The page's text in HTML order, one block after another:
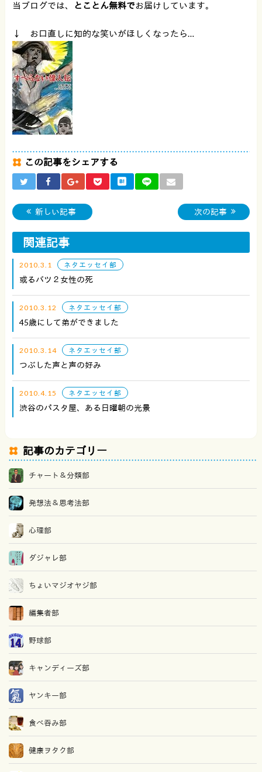
当ブログでは、 とことん無料でお届けしています。
↓ お口直しに知的な笑いがほしくなったら…
この記事をシェアする
新しい記事 次の記事
関連記事
2010.3.1 ネタエッセイ部
或るバツ２女性の死
2010.3.12 ネタエッセイ部
45歳にして弟ができました
2010.3.14 ネタエッセイ部
つぶした声と声の好み
2010.4.15 ネタエッセイ部
渋谷のパスタ屋、ある日曜朝の光景
記事のカテゴリー
チャート＆分類部
発想法＆思考法部
心理部
ダジャレ部
ちょいマジオヤジ部
編集者部
野球部
キャンディーズ部
ヤンキー部
食べ吞み部
健康ヲタク部